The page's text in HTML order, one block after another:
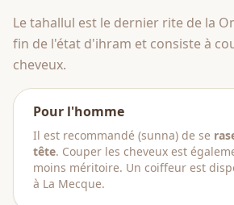
Le tahallul est le dernier rite de la
fin de l'état d'ihram et consiste à
cheveux.
Pour l'homme
Il est recommandé (sunna) de se
tête. Couper les cheveux est
moins méritoire. Un coiffeur est
à La Mecque.